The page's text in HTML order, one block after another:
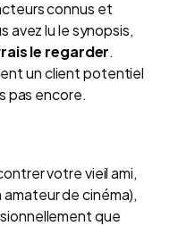
connus et
avez lu le synopsis,
le regarder.
un client potentiel
pas encore.
votre vieil ami,
de cinéma),
que